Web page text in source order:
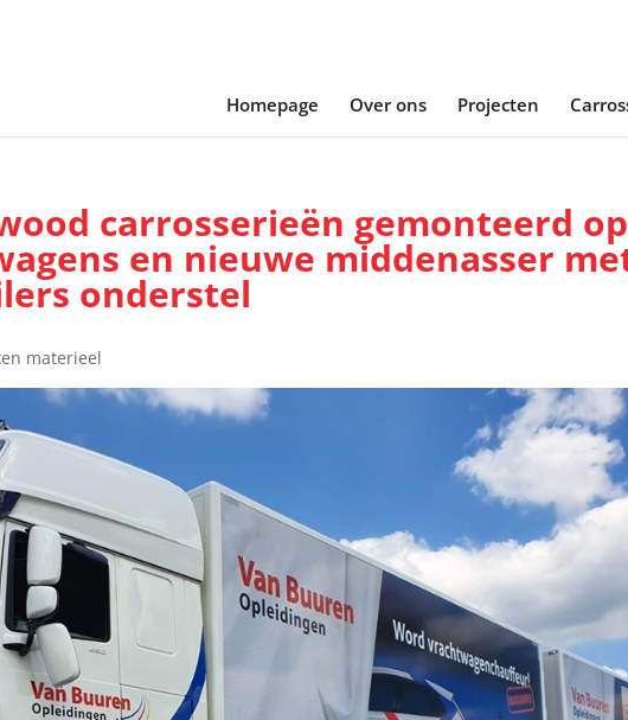
Homepage Over ons Projecten
carrosserieën gemonteerd
en nieuwe middenasser
onderstel
materieel